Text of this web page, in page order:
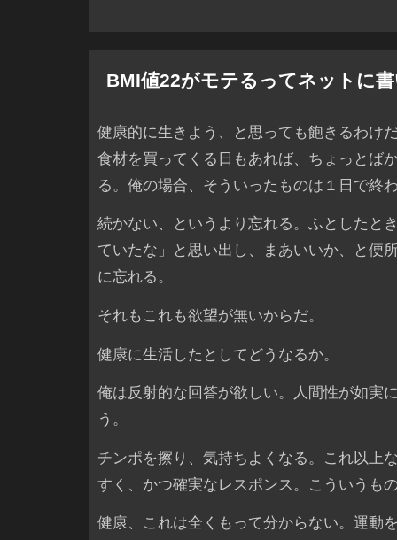
BMI値22がモテるってネットに
健康的に生きよう、と思っても飽きるわけ
食材を買ってくる日もあれば、ちょっとば
る。俺の場合、そういったものは１日で終
続かない、というより忘れる。ふとしたと
ていたな」と思い出し、まあいいか、と便
に忘れる。
それもこれも欲望が無いからだ。
健康に生活したとしてどうなるか。
俺は反射的な回答が欲しい。人間性が如実
う。
チンポを擦り、気持ちよくなる。これ以上
すく、かつ確実なレスポンス。こういうも
健康、これは全くもって分からない。運動